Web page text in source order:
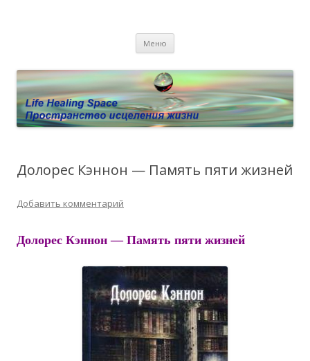
Личный сайт Елены Барымовой
исцелении воспоминанием и ренкарнационике. Услуги.
Меню
Долорес Кэннон — Память пяти жизней
Добавить комментарий
Долорес Кэннон — Память пяти жизней